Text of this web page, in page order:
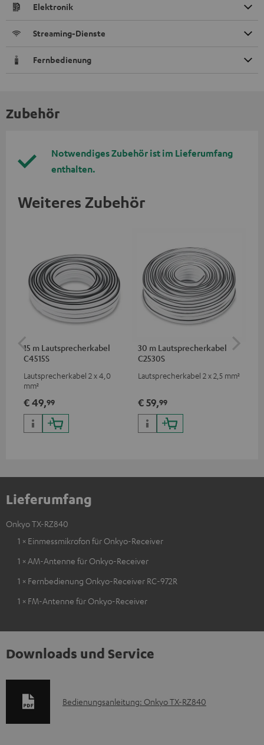
Elektronik
Streaming-Dienste
Fernbedienung
Zubehör
Notwendiges Zubehör ist im Lieferumfang
enthalten.
Weiteres Zubehör
15 m Lautsprecherkabel
C4515S
Lautsprecherkabel 2 x 4,0
mm²
€ 49,99
30 m Lautsprecherkabel
C2530S
Lautsprecherkabel 2 x 2,5 mm²
€ 59,99
Lieferumfang
Onkyo TX-RZ840
1 × Einmessmikrofon für Onkyo-Receiver
1 × AM-Antenne für Onkyo-Receiver
1 × Fernbedienung Onkyo-Receiver RC-972R
1 × FM-Antenne für Onkyo-Receiver
Downloads und Service
D
Bedienungsanleitung: Onkyo TX-RZ840